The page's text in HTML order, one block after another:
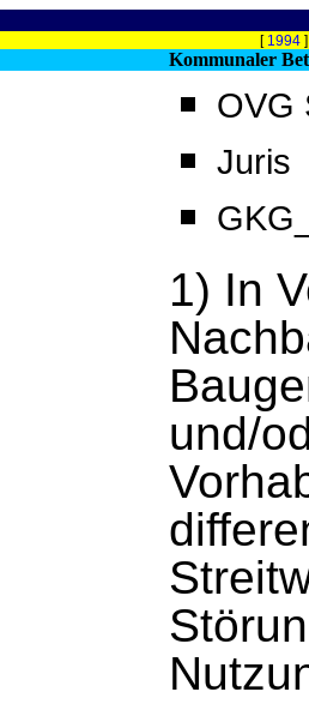
[ 1994
Kommunaler
OVG
Juris
1) In
und/